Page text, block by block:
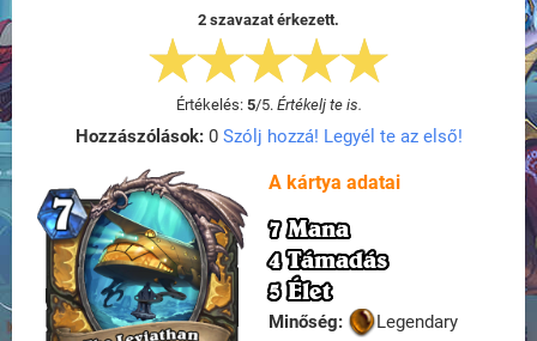
2 szavazat érkezett.
Értékelés: 5/5. Értékelj te is.
Hozzászólások:0 Szólj hozzá! Legyél te az első!
A kártya adatai
7 Mana
4 Támadás
5 Élet
Minőség:
Legendary